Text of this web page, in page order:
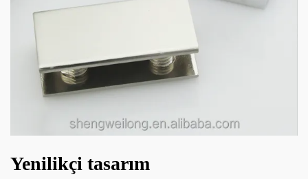
Yenilikçi tasarım